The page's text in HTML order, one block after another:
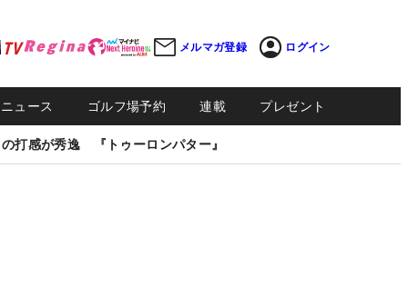
メルマガ登録 ログイン
ュース ゴルフ場予約 連載 プレゼント
打感が秀逸 『トゥーロンパター』